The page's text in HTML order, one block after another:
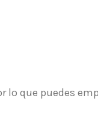
lo que puedes